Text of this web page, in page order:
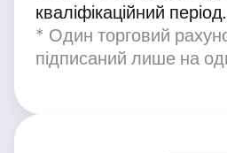
кваліфікаційний період.
* Один торговий
підписаний лише на